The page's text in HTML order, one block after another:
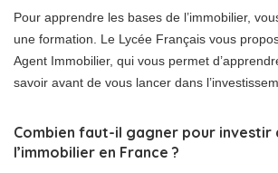
Pour apprendre les bases de l’immobilier,
une formation. Le Lycée Français vous
Agent Immobilier, qui vous permet
savoir avant de vous lancer dans
Combien faut-il gagner pour investir
l’immobilier en France ?